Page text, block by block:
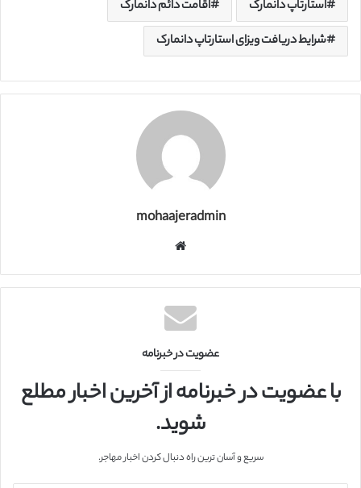
استارتاپ دانمارک
اقامت دائم دانمارک
شرایط دریافت ویزای استارتاپ دانمارک
mohaajeradmin
س
ا
ی
عضویت در خبرنامه
با عضویت در خبرنامه از آخرین اخبار مطلع
شوید.
سریع و آسان ترین راه دنبال کردن اخبار مهاجر.